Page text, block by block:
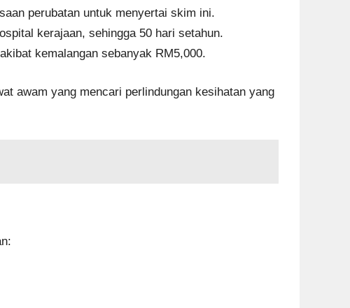
perubatan untuk menyertai skim ini.
kerajaan, sehingga 50 hari setahun.
kemalangan sebanyak RM5,000.
awam yang mencari perlindungan kesihatan yang